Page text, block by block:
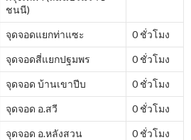
ชนนี)
จุดจอดแยกท่าแซะ 0 ชั่วโมง
จุดจอดสี่แยกปฐมพร 0 ชั่วโมง
จุดจอด บ้านเขาปีบ 0 ชั่วโมง
จุดจอด อ.สวี 0 ชั่วโมง
จุดจอด อ.หลังสวน 0 ชั่วโมง